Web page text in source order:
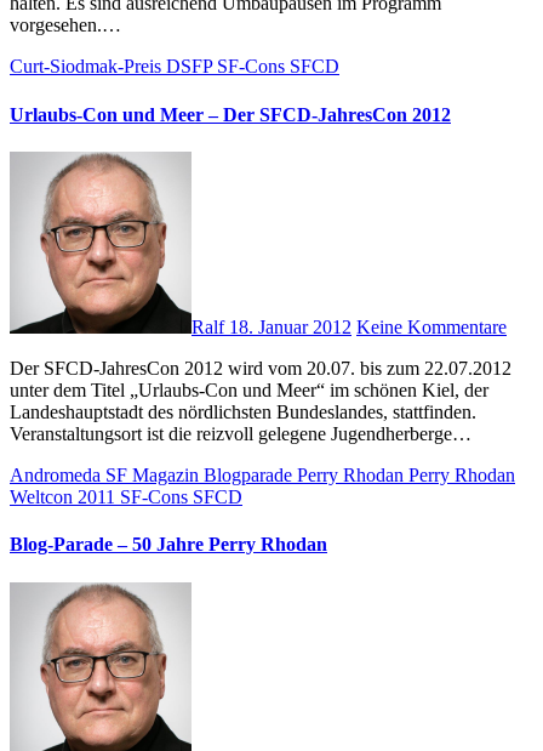
vorgesehen.…
Curt-Siodmak-Preis DSFP SF-Cons SFCD
Urlaubs-Con und Meer – Der SFCD-JahresCon 2012
Ralf 18. Januar 2012 Keine Kommentare
Der SFCD-JahresCon 2012 wird vom 20.07. bis zum 22.07.2012
unter dem Titel „Urlaubs-Con und Meer“ im schönen Kiel, der
Landeshauptstadt des nördlichsten Bundeslandes, stattfinden.
Veranstaltungsort ist die reizvoll gelegene Jugendherberge…
Andromeda SF Magazin Blogparade Perry Rhodan Perry Rhodan
Weltcon 2011 SF-Cons SFCD
Blog-Parade – 50 Jahre Perry Rhodan